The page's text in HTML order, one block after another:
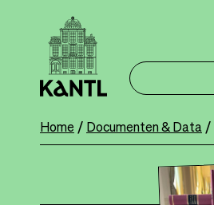
inhoud
Breadcrumb
Home Documenten & Data